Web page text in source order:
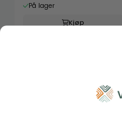
På lager
Kjøp